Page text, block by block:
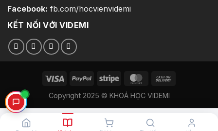
Facebook: fb.com/hocvienvidemi
KẾT NỐI VỚI VIDEMI
Copyright 2025 © KHOÁ HỌC VIDEMI